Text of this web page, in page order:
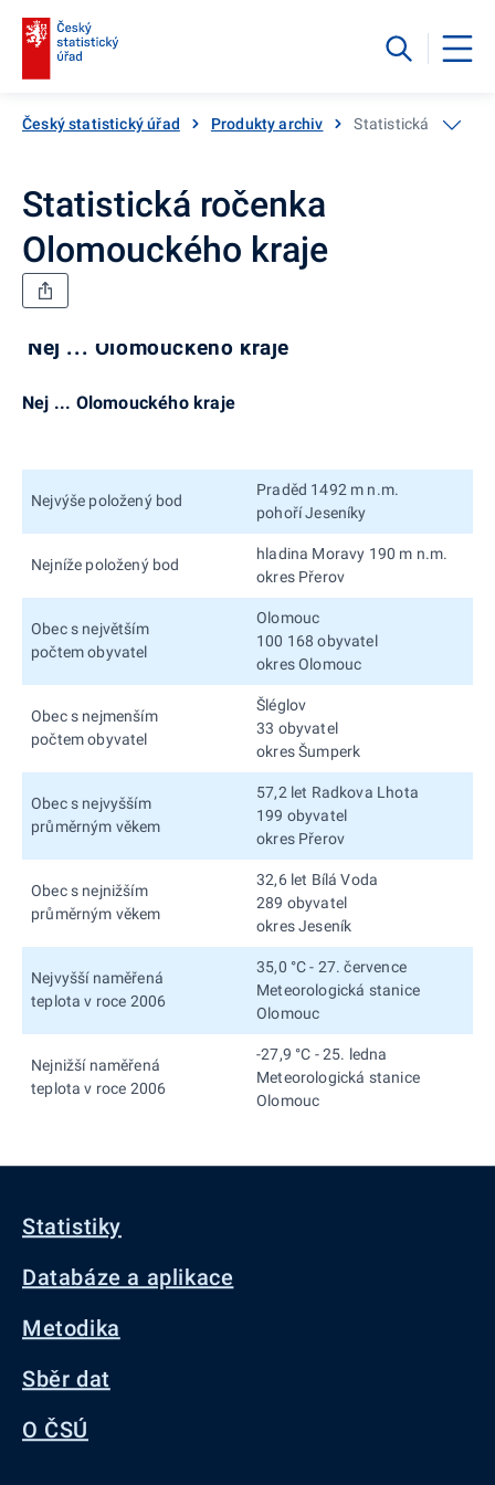
Český statistický úřad Produkty archiv Statistická ročenka
Statistická ročenka
Olomouckého kraje
Nej ... Olomouckého kraje
Nej ... Olomouckého kraje
Nejvýše položený bod
Praděd 1492 m n.m.
pohoří Jeseníky
Nejníže položený bod
hladina Moravy 190 m n.m.
okres Přerov
Obec s největším
počtem obyvatel
Olomouc
100 168 obyvatel
okres Olomouc
Obec s nejmenším
počtem obyvatel
Šléglov
33 obyvatel
okres Šumperk
Obec s nejvyšším
průměrným věkem
57,2 let Radkova Lhota
199 obyvatel
okres Přerov
Obec s nejnižším
průměrným věkem
32,6 let Bílá Voda
289 obyvatel
okres Jeseník
Nejvyšší naměřená
teplota v roce 2006
35,0 °C - 27. července
Meteorologická stanice
Olomouc
Nejnižší naměřená
teplota v roce 2006
-27,9 °C - 25. ledna
Meteorologická stanice
Olomouc
Statistiky
Databáze a aplikace
Metodika
Sběr dat
O ČSÚ